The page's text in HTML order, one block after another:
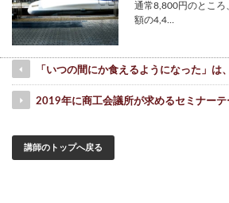
通常8,800円のところ
額の4,4…
「いつの間にか食えるようになった」は
2019年に商工会議所が求めるセミナーテ
講師のトップへ戻る